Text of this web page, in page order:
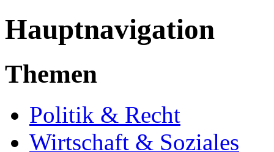
Hauptnavigation
Themen
Politik & Recht
Wirtschaft & Soziales